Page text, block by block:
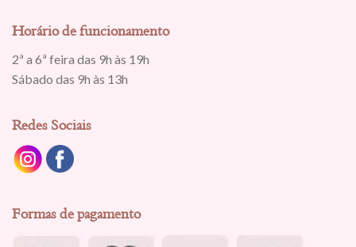
Horário de funcionamento
2ª a 6ª feira das 9h às 19h
Sábado das 9h às 13h
Redes Sociais
Formas de pagamento